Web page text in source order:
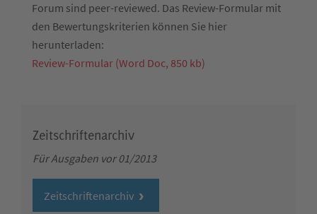
Forum sind peer-reviewed. Das Review-Formular mit
den Bewertungskriterien können Sie hier
herunterladen:
Review-Formular (Word Doc, 850 kb)
Zeitschriftenarchiv
Für Ausgaben vor 01/2013
Zeitschriftenarchiv